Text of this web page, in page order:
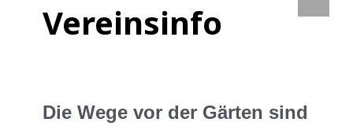
Vereinsinfo
Die Wege vor der Gärten sind